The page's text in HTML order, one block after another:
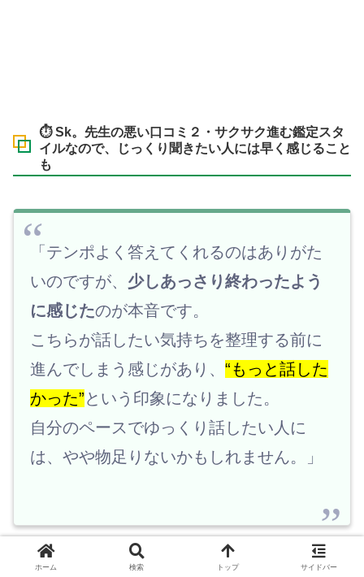
⏱️ Sk。先生の悪い口コミ２・サクサク進む鑑定スタ
イルなので、じっくり聞きたい人には早く感じること
も
「テンポよく答えてくれるのはありがた
いのですが、 少しあっさり終わったよう
に感じたのが本音です。
こちらが話したい気持ちを整理する前に
進んでしまう感じがあり、 “もっと話した
かった”という印象になりました。
自分のペースでゆっくり話したい人に
は、やや物足りないかもしれません。」
▶ 時間効率は抜群だけど、じっくりタイプの
ホーム 検索 トップ サイドバー